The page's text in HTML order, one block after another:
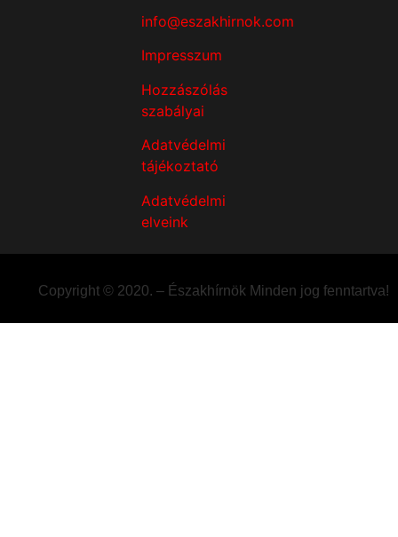
info@eszakhirnok.com
Impresszum
Hozzászólás
szabályai
Adatvédelmi
tájékoztató
Adatvédelmi
elveink
Copyright © 2020. – Északhírnök Minden jog fenntartva!